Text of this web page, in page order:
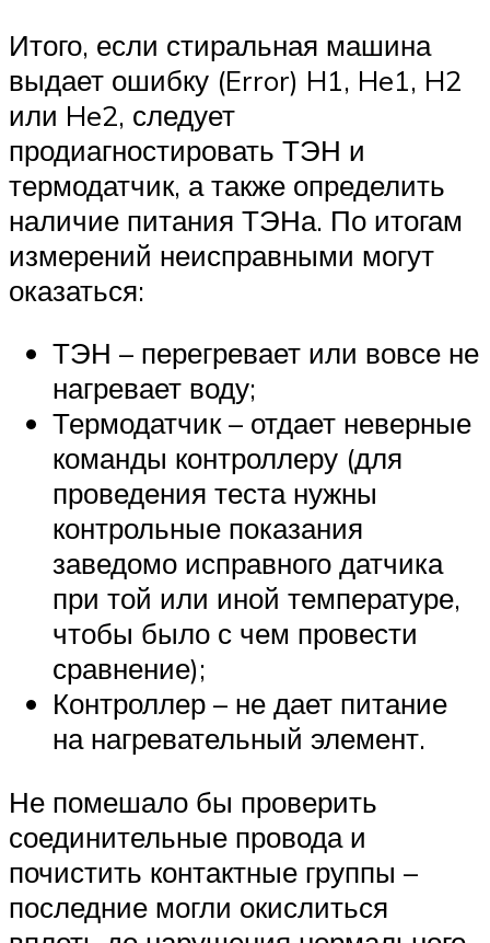
Итого, если стиральная машина
выдает ошибку (Error) H1, He1, H2
или He2, следует
продиагностировать ТЭН и
термодатчик, а также определить
наличие питания ТЭНа. По итогам
измерений неисправными могут
оказаться:
ТЭН – перегревает или вовсе не
нагревает воду;
Термодатчик – отдает неверные
команды контроллеру (для
проведения теста нужны
контрольные показания
заведомо исправного датчика
при той или иной температуре,
чтобы было с чем провести
сравнение);
Контроллер – не дает питание
на нагревательный элемент.
Не помешало бы проверить
соединительные провода и
почистить контактные группы –
последние могли окислиться